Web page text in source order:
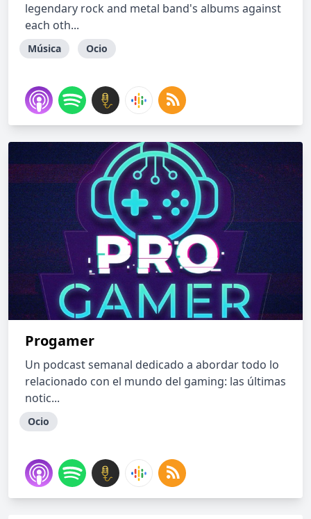
legendary rock and metal band's albums against
each oth...
Música Ocio
Progamer
Un podcast semanal dedicado a abordar todo lo
relacionado con el mundo del gaming: las últimas
notic...
Ocio